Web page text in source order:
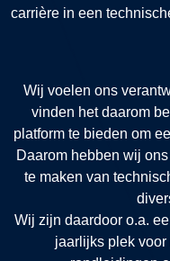
carrière in een
Wij voelen ons
vinden het daarom
platform te bieden om
Daarom hebben wij
te maken van
Wij zijn daardoor o.a.
jaarlijks plek voor